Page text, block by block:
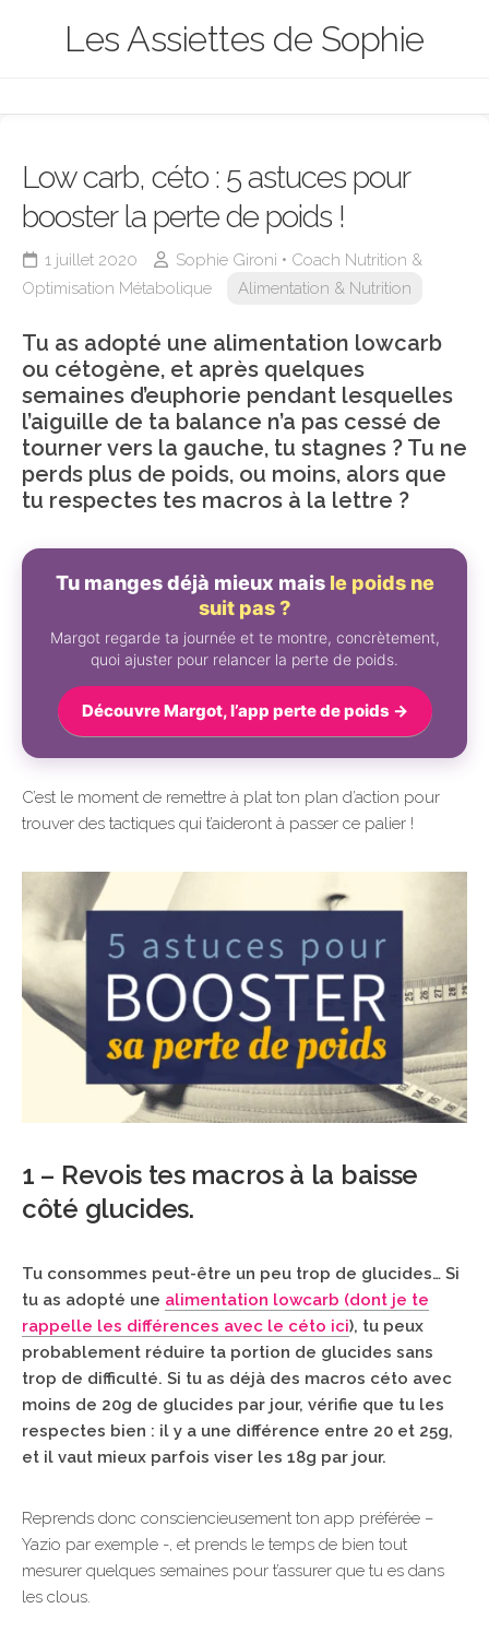
Les Assiettes de Sophie
Low carb, céto : 5 astuces pour
booster la perte de poids !
1 juillet 2020
Sophie Gironi • Coach Nutrition &
Optimisation Métabolique
Alimentation & Nutrition
Tu as adopté une alimentation lowcarb
ou cétogène, et après quelques
semaines d’euphorie pendant lesquelles
l’aiguille de ta balance n’a pas cessé de
tourner vers la gauche, tu stagnes ? Tu ne
perds plus de poids, ou moins, alors que
tu respectes tes macros à la lettre ?
Tu manges déjà mieux mais le poids ne
suit pas ?
Margot regarde ta journée et te montre, concrètement,
quoi ajuster pour relancer la perte de poids.
Découvre Margot, l’app perte de poids →
C’est le moment de remettre à plat ton plan d’action pour
trouver des tactiques qui t’aideront à passer ce palier !
1 – Revois tes macros à la baisse
côté glucides.
Tu consommes peut-être un peu trop de glucides… Si
tu as adopté une alimentation lowcarb (dont je te
rappelle les différences avec le céto ici), tu peux
probablement réduire ta portion de glucides sans
trop de difficulté. Si tu as déjà des macros céto avec
moins de 20g de glucides par jour, vérifie que tu les
respectes bien : il y a une différence entre 20 et 25g,
et il vaut mieux parfois viser les 18g par jour.
Reprends donc consciencieusement ton app préférée –
Yazio par exemple -, et prends le temps de bien tout
mesurer quelques semaines pour t’assurer que tu es dans
les clous.